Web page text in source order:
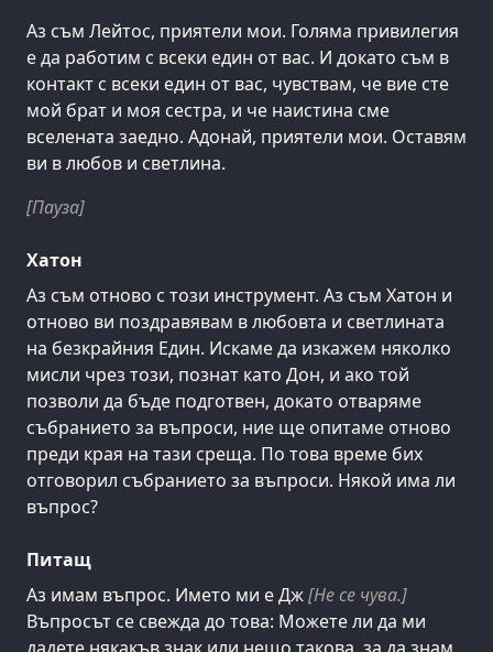
Аз съм Лейтос, приятели мои. Голяма привилегия
е да работим с всеки един от вас. И докато съм в
контакт с всеки един от вас, чувствам, че вие сте
мой брат и моя сестра, и че наистина сме
вселената заедно. Адонай, приятели мои. Оставям
ви в любов и светлина.
[Пауза]
Хатон
Аз съм отново с този инструмент. Аз съм Хатон и
отново ви поздравявам в любовта и светлината
на безкрайния Един. Искаме да изкажем няколко
мисли чрез този, познат като Дон, и ако той
позволи да бъде подготвен, докато отваряме
събранието за въпроси, ние ще опитаме отново
преди края на тази среща. По това време бих
отговорил събранието за въпроси. Някой има ли
въпрос?
Питащ
Аз имам въпрос. Името ми е Дж[Не се чува.]
Въпросът се свежда до това: Можете ли да ми
дадете някакъв знак или нещо такова, за да знам,